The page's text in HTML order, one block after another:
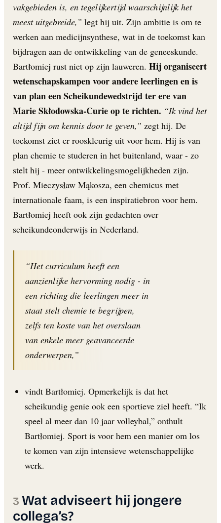
vakgebieden is, en tegelijkertijd waarschijnlijk het
meest uitgebreide,” legt hij uit. Zijn ambitie is om te
werken aan medicijnsynthese, wat in de toekomst kan
bijdragen aan de ontwikkeling van de geneeskunde.
Bartłomiej rust niet op zijn lauweren. Hij organiseert
wetenschapskampen voor andere leerlingen en is
van plan een Scheikundewedstrijd ter ere van
Marie Skłodowska-Curie op te richten. “Ik vind het
altijd fijn om kennis door te geven,” zegt hij. De
toekomst ziet er rooskleurig uit voor hem. Hij is van
plan chemie te studeren in het buitenland, waar - zo
stelt hij - meer ontwikkelingsmogelijkheden zijn.
Prof. Mieczysław Mąkosza, een chemicus met
internationale faam, is een inspiratiebron voor hem.
Bartłomiej heeft ook zijn gedachten over
scheikundeonderwijs in Nederland.
“Het curriculum heeft een
aanzienlijke hervorming nodig - in
een richting die leerlingen meer in
staat stelt chemie te begrijpen,
zelfs ten koste van het overslaan
van enkele meer geavanceerde
onderwerpen,”
vindt Bartłomiej. Opmerkelijk is dat het
scheikundig genie ook een sportieve ziel heeft. “Ik
speel al meer dan 10 jaar volleybal,” onthult
Bartłomiej. Sport is voor hem een manier om los
te komen van zijn intensieve wetenschappelijke
werk.
Wat adviseert hij jongere
collega’s?